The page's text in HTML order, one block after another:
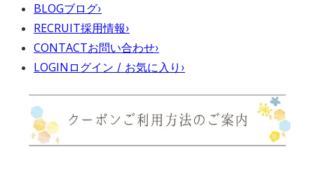
BLOGブログ›
RECRUIT採用情報›
CONTACTお問い合わせ›
LOGIN ログイン / お気に入り ›